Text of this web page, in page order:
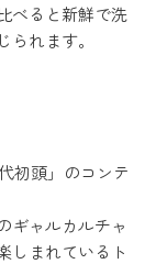
べると新鮮で洗
れます。
初頭」のコンテ
ギャルカルチャ
しまれているト